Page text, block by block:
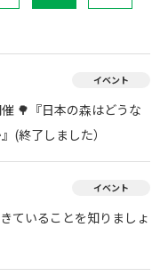
イベント
🌳『日本の森はどうな
(終了しました）
イベント
ていることを知りましょ